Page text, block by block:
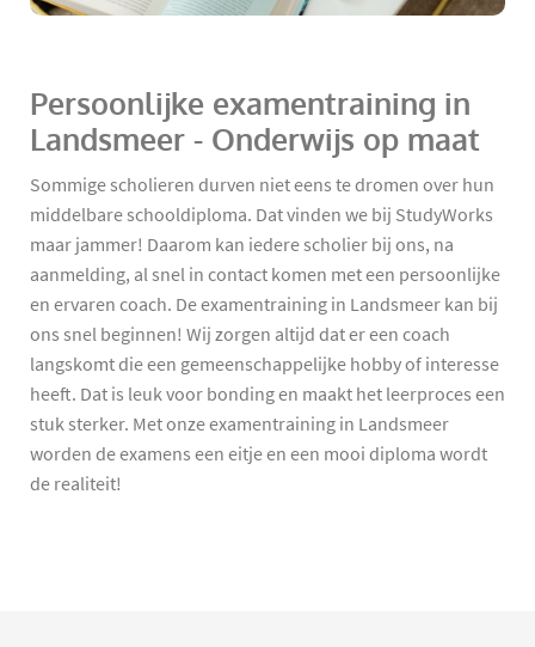
Persoonlijke examentraining in
Landsmeer - Onderwijs op maat
Sommige scholieren durven niet eens te dromen over hun
middelbare schooldiploma. Dat vinden we bij StudyWorks
maar jammer! Daarom kan iedere scholier bij ons, na
aanmelding, al snel in contact komen met een persoonlijke
en ervaren coach. De examentraining in Landsmeer kan bij
ons snel beginnen! Wij zorgen altijd dat er een coach
langskomt die een gemeenschappelijke hobby of interesse
heeft. Dat is leuk voor bonding en maakt het leerproces een
stuk sterker. Met onze examentraining in Landsmeer
worden de examens een eitje en een mooi diploma wordt
de realiteit!